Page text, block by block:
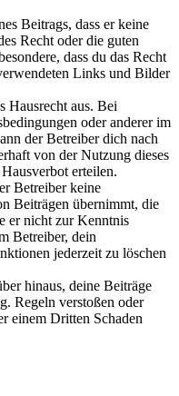
Beitrags, dass er keine
Recht oder die guten
dass du das Recht
Links und Bilder
Hausrecht aus. Bei
oder anderer im
der Betreiber dich nach
von der Nutzung dieses
erteilen.
Betreiber keine
Beiträgen übernimmt, die
er nicht zur Kenntnis
Betreiber, dein
jederzeit zu löschen
hinaus, deine Beiträge
Regeln verstoßen oder
einem Dritten Schaden